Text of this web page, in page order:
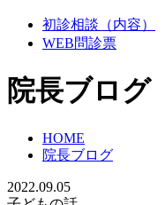
初診相談（内容）
WEB問診票
院長ブログ
HOME
院長ブログ
2022.09.05